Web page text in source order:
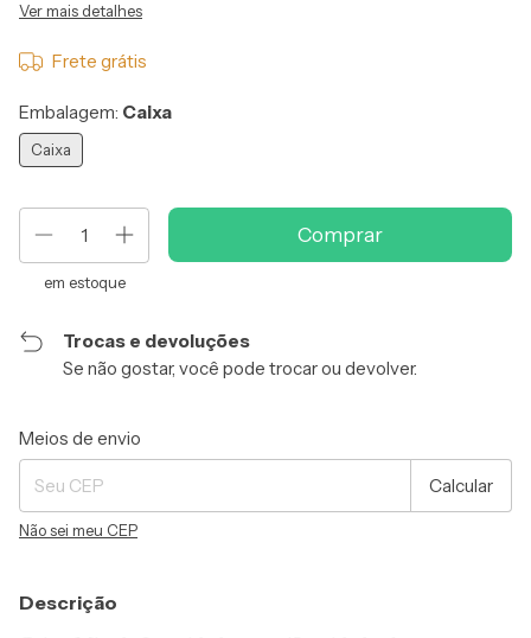
Ver mais detalhes
Frete grátis
Embalagem: Caixa
Caixa
em estoque
Trocas e devoluções
Se não gostar, você pode trocar ou devolver.
Entregas para o CEP:
Meios de envio
Calcular
Não sei meu CEP
Descrição